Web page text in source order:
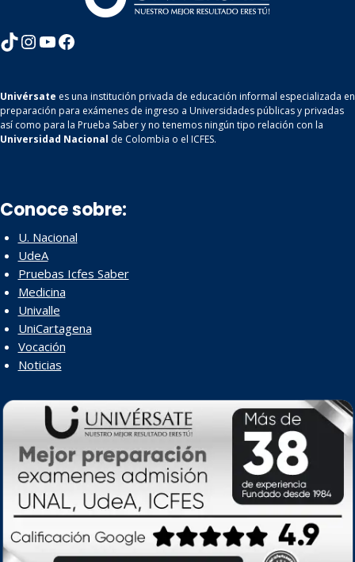
TikTok InstagramYouTube Facebook
Univérsate es una institución privada de educación informal especializada en
preparación para exámenes de ingreso a Universidades públicas y privadas
así como para la Prueba Saber y no tenemos ningún tipo relación con la
Universidad Nacional de Colombia o el ICFES.
Conoce sobre:
U. Nacional
UdeA
Pruebas Icfes Saber
Medicina
Univalle
UniCartagena
Vocación
Noticias